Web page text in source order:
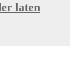
laten